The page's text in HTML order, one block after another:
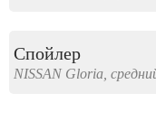
Спойлер
NISSAN Gloria,